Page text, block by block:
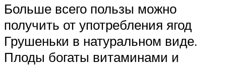
Больше всего пользы можно
получить от употребления ягод
Грушеньки в натуральном виде.
Плоды богаты витаминами и